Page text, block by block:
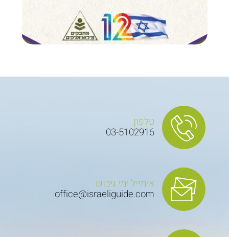
טלפון
03-5102916
אימייל ימי גיבוש
office@israeliguide.com